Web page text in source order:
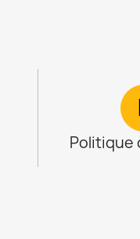
Politique